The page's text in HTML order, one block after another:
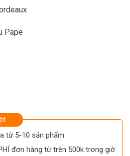
Pape
từ 5-10 sản phẩm
đơn hàng từ trên 500k trong giờ